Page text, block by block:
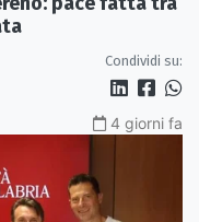
Condividi su:
4 giorni fa